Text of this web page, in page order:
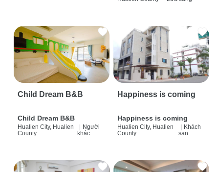
Child Dream B&B
Child Dream B&B
Hualien City, Hualien
County
Người
khác
Happiness is coming
Happiness is coming
Hualien City, Hualien
County
Khách
sạn